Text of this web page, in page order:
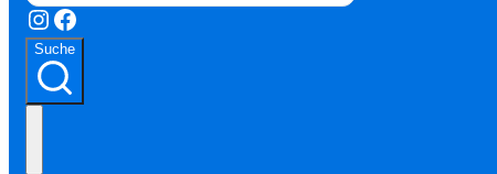
Instagram
Facebook
Suche